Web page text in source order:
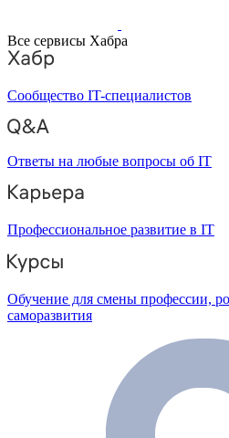
Все сервисы Хабра
Сообщество IT-специалистов
Ответы на любые вопросы об IT
Профессиональное развитие в IT
Обучение для смены профессии,
саморазвития